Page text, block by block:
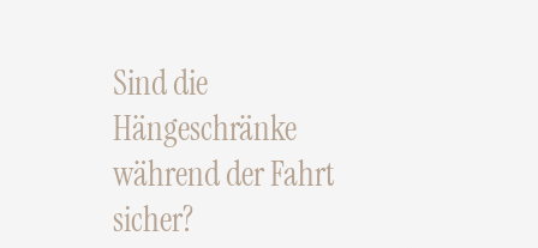
Sind die
Hängeschränke
während der Fahrt
sicher?